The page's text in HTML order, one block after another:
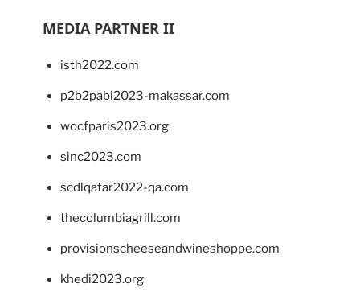
MEDIA PARTNER II
isth2022.com
p2b2pabi2023-makassar.com
wocfparis2023.org
sinc2023.com
scdlqatar2022-qa.com
thecolumbiagrill.com
provisionscheeseandwineshoppe.com
khedi2023.org